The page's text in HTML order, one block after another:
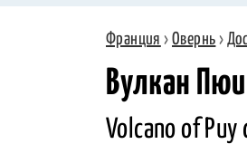
Франция ›Овернь ›
Вулкан
Volcano of Puy